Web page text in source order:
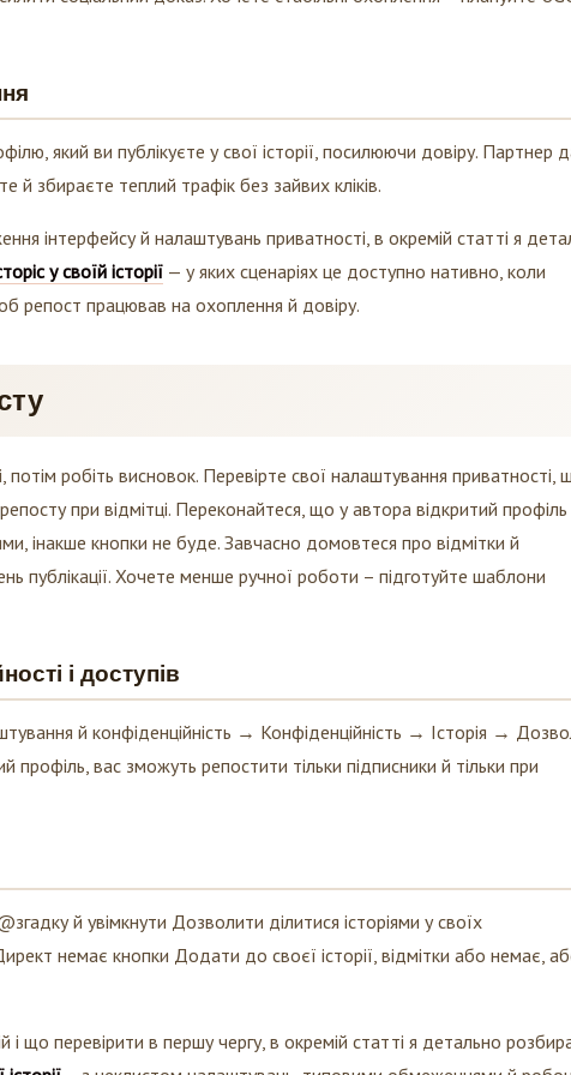
який ви публікуєте у свої історії, посилюючи довіру. Партнер
збираєте теплий трафік без зайвих кліків.
інтерфейсу й налаштувань приватності, в окремій статті я
у своїй історії — у яких сценаріях це доступно нативно, коли
репост працював на охоплення й довіру.
потім робіть висновок. Перевірте свої налаштування приватності,
при відмітці. Переконайтеся, що у автора відкритий профіль
інакше кнопки не буде. Завчасно домовтеся про відмітки й
публікації. Хочете менше ручної роботи – підготуйте шаблони
і доступів
й конфіденційність → Конфіденційність → Історія →
профіль, вас зможуть репостити тільки підписники й тільки при
й увімкнути Дозволити ділитися історіями у своїх
немає кнопки Додати до своєї історії, відмітки або немає,
що перевірити в першу чергу, в окремій статті я детально